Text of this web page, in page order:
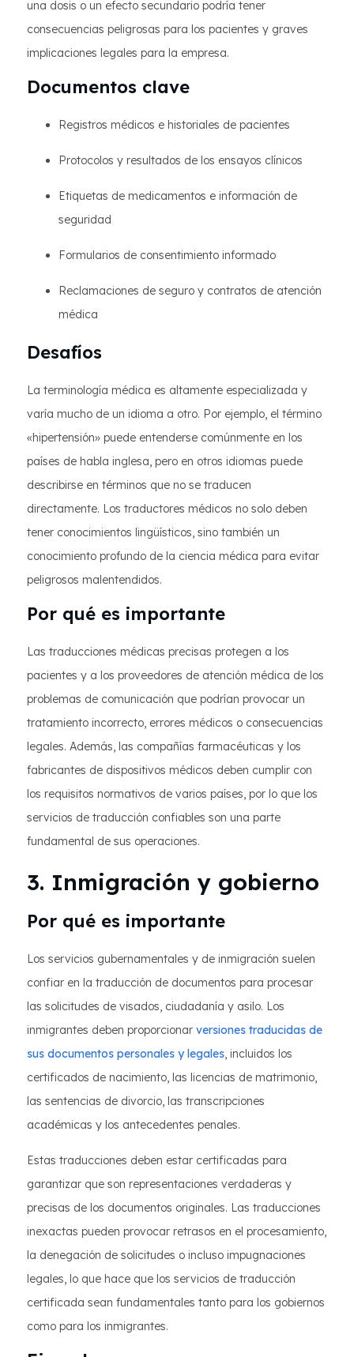
una dosis o un efecto secundario podría tener
consecuencias peligrosas para los pacientes y graves
implicaciones legales para la empresa.
Documentos clave
Registros médicos e historiales de pacientes
Protocolos y resultados de los ensayos clínicos
Etiquetas de medicamentos e información de
seguridad
Formularios de consentimiento informado
Reclamaciones de seguro y contratos de atención
médica
Desafíos
La terminología médica es altamente especializada y
varía mucho de un idioma a otro. Por ejemplo, el término
«hipertensión» puede entenderse comúnmente en los
países de habla inglesa, pero en otros idiomas puede
describirse en términos que no se traducen
directamente. Los traductores médicos no solo deben
tener conocimientos lingüísticos, sino también un
conocimiento profundo de la ciencia médica para evitar
peligrosos malentendidos.
Por qué es importante
Las traducciones médicas precisas protegen a los
pacientes y a los proveedores de atención médica de los
problemas de comunicación que podrían provocar un
tratamiento incorrecto, errores médicos o consecuencias
legales. Además, las compañías farmacéuticas y los
fabricantes de dispositivos médicos deben cumplir con
los requisitos normativos de varios países, por lo que los
servicios de traducción confiables son una parte
fundamental de sus operaciones.
3. Inmigración y gobierno
Por qué es importante
Los servicios gubernamentales y de inmigración suelen
confiar en la traducción de documentos para procesar
las solicitudes de visados, ciudadanía y asilo. Los
inmigrantes deben proporcionar versiones traducidas de
sus documentos personales y legales, incluidos los
certificados de nacimiento, las licencias de matrimonio,
las sentencias de divorcio, las transcripciones
académicas y los antecedentes penales.
Estas traducciones deben estar certificadas para
garantizar que son representaciones verdaderas y
precisas de los documentos originales. Las traducciones
inexactas pueden provocar retrasos en el procesamiento,
la denegación de solicitudes o incluso impugnaciones
legales, lo que hace que los servicios de traducción
certificada sean fundamentales tanto para los gobiernos
como para los inmigrantes.